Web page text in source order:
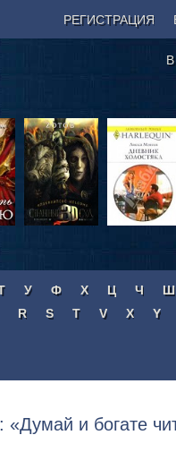
РЕГИСТРАЦИЯ
У Ф Х Ц Ч Ш
R S T V X Y
«Думай и богате